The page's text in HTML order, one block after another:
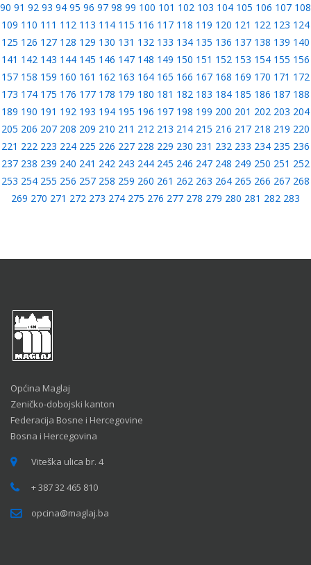
90 91 92 93 94 95 96 97 98 99 100 101 102 103 104 105 106 107 108
109 110 111 112 113 114 115 116 117 118 119 120 121 122 123 124
125 126 127 128 129 130 131 132 133 134 135 136 137 138 139 140
141 142 143 144 145 146 147 148 149 150 151 152 153 154 155 156
157 158 159 160 161 162 163 164 165 166 167 168 169 170 171 172
173 174 175 176 177 178 179 180 181 182 183 184 185 186 187 188
189 190 191 192 193 194 195 196 197 198 199 200 201 202 203 204
205 206 207 208 209 210 211 212 213 214 215 216 217 218 219 220
221 222 223 224 225 226 227 228 229 230 231 232 233 234 235 236
237 238 239 240 241 242 243 244 245 246 247 248 249 250 251 252
253 254 255 256 257 258 259 260 261 262 263 264 265 266 267 268
269 270 271 272 273 274 275 276 277 278 279 280 281 282 283
Općina Maglaj
Zeničko-dobojski kanton
Federacija Bosne i Hercegovine
Bosna i Hercegovina
Viteška ulica br. 4
+ 387 32 465 810
opcina@maglaj.ba